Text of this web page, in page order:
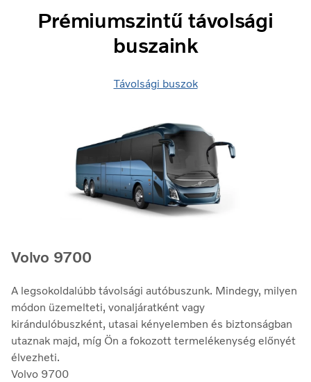
Prémiumszintű távolsági
buszaink
Távolsági buszok
Volvo 9700
A legsokoldalúbb távolsági autóbuszunk. Mindegy, milyen
módon üzemelteti, vonaljáratként vagy
kirándulóbuszként, utasai kényelemben és biztonságban
utaznak majd, míg Ön a fokozott termelékenység előnyét
élvezheti.
Volvo 9700